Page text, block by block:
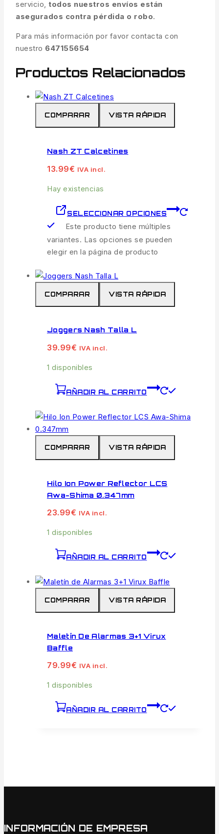
servicio, todos nuestros envíos están
asegurados contra pérdida o robo.
Para más información por favor contacta con
nuestro 647155654
Productos Relacionados
COMPARAR VISTA RÁPIDA
Nash ZT Calcetines
13.99€ IVA incl.
Hay existencias
SELECCIONAR OPCIONES
Este producto tiene múltiples
variantes. Las opciones se pueden
elegir en la página de producto
COMPARAR VISTA RÁPIDA
Joggers Nash Talla L
39.99€ IVA incl.
1 disponibles
AÑADIR AL CARRITO
COMPARAR VISTA RÁPIDA
Hilo Ion Power Reflector LCS
Awa-Shima 0.347mm
23.99€ IVA incl.
1 disponibles
AÑADIR AL CARRITO
COMPARAR VISTA RÁPIDA
Maletín De Alarmas 3+1 Virux
Baffle
79.99€ IVA incl.
1 disponibles
AÑADIR AL CARRITO
INFORMACIÓN DE EMPRESA